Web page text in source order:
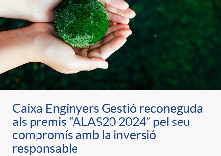
Caixa Enginyers Gestió reconeguda
als premis “ALAS20 2024” pel seu
compromís amb la inversió
responsable